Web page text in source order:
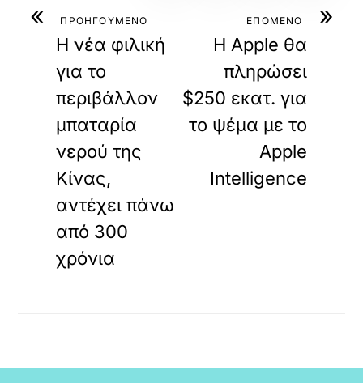
« ΠΡΟΗΓΟΥΜΕΝΟ
Η νέα φιλική
για το
περιβάλλον
μπαταρία
νερού της
Κίνας,
αντέχει πάνω
από 300
χρόνια
»
ΕΠΟΜΕΝΟ
H Apple θα
πληρώσει
$250 εκατ. για
το ψέμα με το
Apple
Intelligence